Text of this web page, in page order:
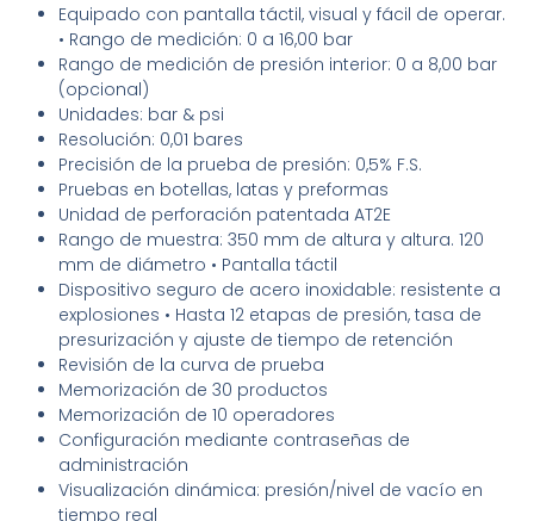
Equipado con pantalla táctil, visual y fácil de operar.
• Rango de medición: 0 a 16,00 bar
Rango de medición de presión interior: 0 a 8,00 bar
(opcional)
Unidades: bar & psi
Resolución: 0,01 bares
Precisión de la prueba de presión: 0,5% F.S.
Pruebas en botellas, latas y preformas
Unidad de perforación patentada AT2E
Rango de muestra: 350 mm de altura y altura. 120
mm de diámetro • Pantalla táctil
Dispositivo seguro de acero inoxidable: resistente a
explosiones • Hasta 12 etapas de presión, tasa de
presurización y ajuste de tiempo de retención
Revisión de la curva de prueba
Memorización de 30 productos
Memorización de 10 operadores
Configuración mediante contraseñas de
administración
Visualización dinámica: presión/nivel de vacío en
tiempo real